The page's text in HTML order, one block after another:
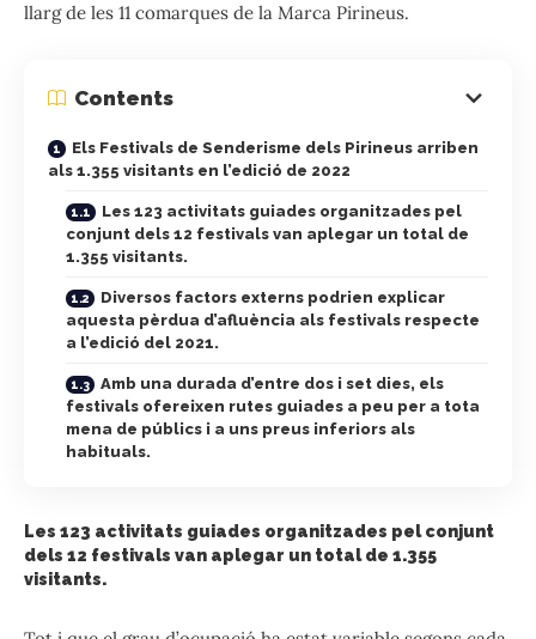
llarg de les 11 comarques de la Marca Pirineus.
Contents
Els Festivals de Senderisme dels Pirineus arriben
als 1.355 visitants en l’edició de 2022
Les 123 activitats guiades organitzades pel
conjunt dels 12 festivals van aplegar un total de
1.355 visitants.
Diversos factors externs podrien explicar
aquesta pèrdua d’afluència als festivals respecte
a l’edició del 2021.
Amb una durada d’entre dos i set dies, els
festivals ofereixen rutes guiades a peu per a tota
mena de públics i a uns preus inferiors als
habituals.
Les 123 activitats guiades organitzades pel conjunt
dels 12 festivals van aplegar un total de 1.355
visitants.